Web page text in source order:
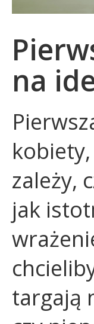
na
zależy,
jak
targają